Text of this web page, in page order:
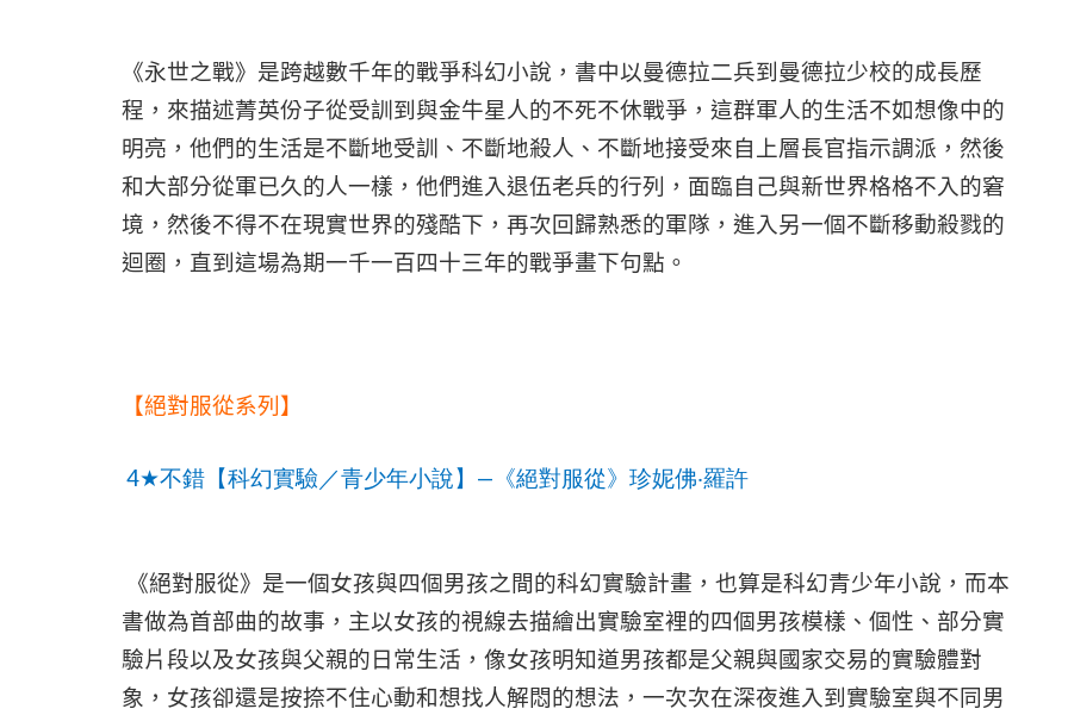
《永世之戰》是跨越數千年的戰爭科幻小說，書中以曼德拉二兵到曼德拉少校的成長歷
程，來描述菁英份子從受訓到與金牛星人的不死不休戰爭，這群軍人的生活不如想像中的
明亮，他們的生活是不斷地受訓、不斷地殺人、不斷地接受來自上層長官指示調派，然後
和大部分從軍已久的人一樣，他們進入退伍老兵的行列，面臨自己與新世界格格不入的窘
境，然後不得不在現實世界的殘酷下，再次回歸熟悉的軍隊，進入另一個不斷移動殺戮的
迴圈，直到這場為期一千一百四十三年的戰爭畫下句點。
【絕對服從系列】
4★不錯【科幻實驗／青少年小說】 — 《絕對服從》珍妮佛‧羅許
《絕對服從》是一個女孩與四個男孩之間的科幻實驗計畫，也算是科幻青少年小說，而本
書做為首部曲的故事，主以女孩的視線去描繪出實驗室裡的四個男孩模樣、個性、部分實
驗片段以及女孩與父親的日常生活，像女孩明知道男孩都是父親與國家交易的實驗體對
象，女孩卻還是按捺不住心動和想找人解悶的想法，一次次在深夜進入到實驗室與不同男